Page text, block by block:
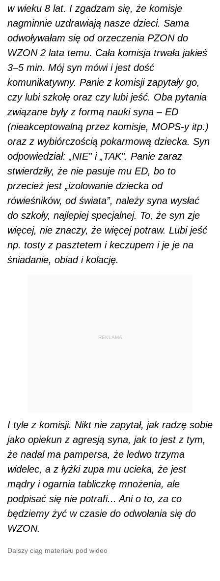
w wieku 8 lat. I zgadzam się, że komisje
nagminnie uzdrawiają nasze dzieci. Sama
odwoływałam się od orzeczenia PZON do
WZON 2 lata temu. Cała komisja trwała jakieś
3–5 min. Mój syn mówi i jest dość
komunikatywny. Panie z komisji zapytały go,
czy lubi szkołę oraz czy lubi jeść. Oba pytania
związane były z formą nauki syna – ED
(nieakceptowalną przez komisje, MOPS-y itp.)
oraz z wybiórczością pokarmową dziecka. Syn
odpowiedział: „NIE” i „TAK”. Panie zaraz
stwierdziły, że nie pasuje mu ED, bo to
przecież jest „izolowanie dziecka od
rówieśników, od świata”, należy syna wysłać
do szkoły, najlepiej specjalnej. To, że syn zje
więcej, nie znaczy, że więcej potraw. Lubi jeść
np. tosty z pasztetem i keczupem i je je na
śniadanie, obiad i kolację.
REKLAMA
I tyle z komisji. Nikt nie zapytał, jak radzę sobie
jako opiekun z agresją syna, jak to jest z tym,
że nadal ma pampersa, że ledwo trzyma
widelec, a z łyżki zupa mu ucieka, że jest
mądry i ogarnia tabliczkę mnożenia, ale
podpisać się nie potrafi... Ani o to, za co
będziemy żyć w czasie do odwołania się do
WZON.
Dalszy ciąg materiału pod wideo